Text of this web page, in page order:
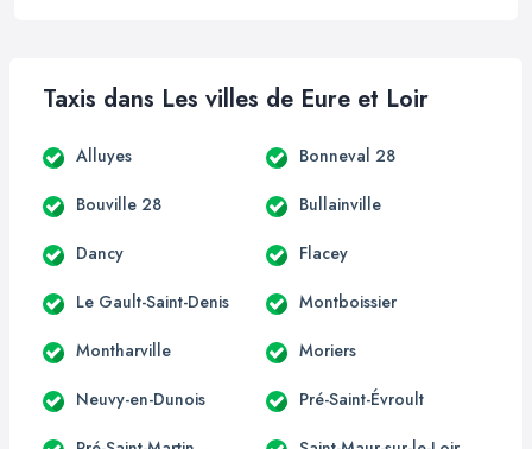
Taxis dans Les villes de Eure et Loir
Alluyes Bonneval 28
Bouville 28 Bullainville
Dancy Flacey
Le Gault-Saint-Denis Montboissier
Montharville Moriers
Neuvy-en-Dunois Pré-Saint-Évroult